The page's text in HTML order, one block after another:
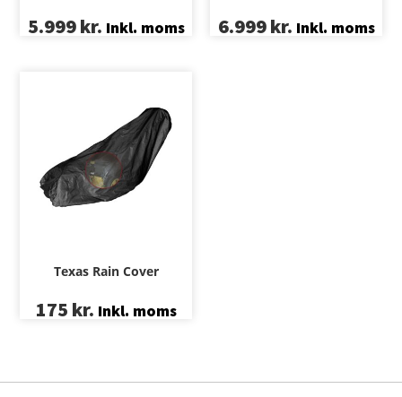
5.999kr. Inkl. moms 6.999kr. Inkl. moms
Texas Rain Cover
175 kr. Inkl. moms